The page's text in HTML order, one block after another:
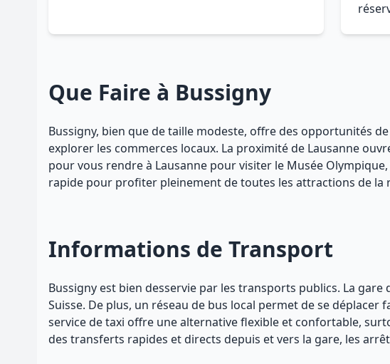
Que Faire à Bussigny
Bussigny, bien que de taille modeste, offre des opportunités
explorer les commerces locaux. La proximité de Lausanne
pour vous rendre à Lausanne pour visiter le Musée
rapide pour profiter pleinement de toutes les attractions de
Informations de Transport
Bussigny est bien desservie par les transports publics. La
Suisse. De plus, un réseau de bus local permet de se
service de taxi offre une alternative flexible et confortable,
des transferts rapides et directs depuis et vers la gare, les